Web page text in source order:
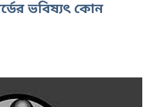
ভবিষ্যৎ কোন